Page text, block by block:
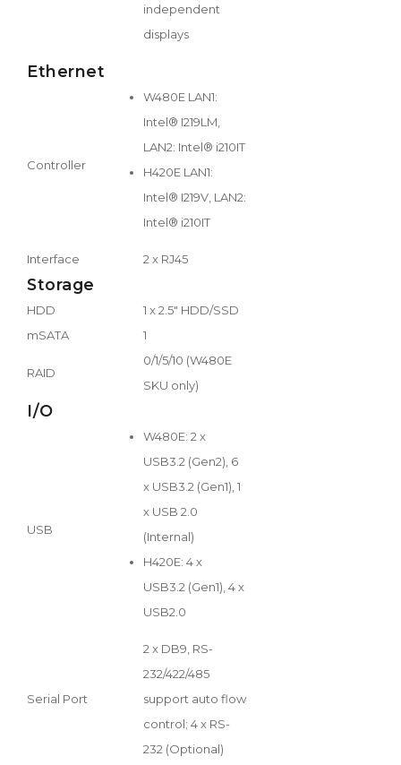
independent
displays
Ethernet
Controller
W480E LAN1:
Intel® I219LM,
LAN2: Intel® i210IT
H420E LAN1:
Intel® I219V, LAN2:
Intel® i210IT
Interface 2 x RJ45
Storage
HDD
1 x 2.5" HDD/SSD
mSATA
1
RAID
0/1/5/10 (W480E
SKU only)
I/O
USB
W480E: 2 x
USB3.2 (Gen2), 6
x USB3.2 (Gen1), 1
x USB 2.0
(Internal)
H420E: 4 x
USB3.2 (Gen1), 4 x
USB2.0
Serial Port
2 x DB9, RS-
232/422/485
support auto flow
control; 4 x RS-
232 (Optional)